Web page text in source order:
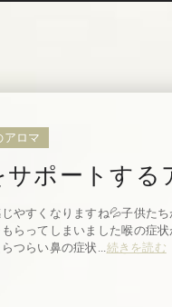
アロマ
サポートする
やすくなりますね💦子供たち
らってしまいました喉の症状
つらい鼻の症状...続きを読む